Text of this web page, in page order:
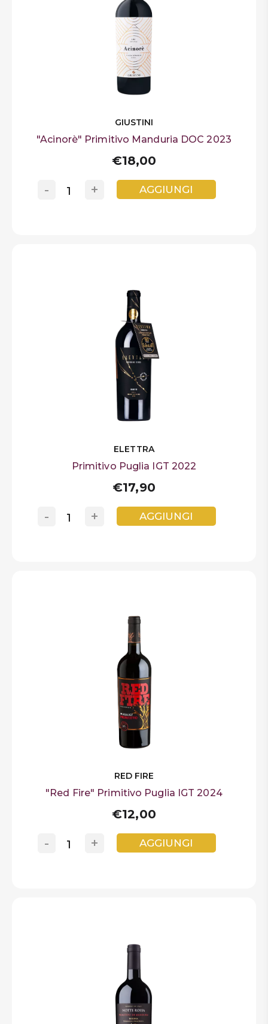
GIUSTINI
"Acinorè" Primitivo Manduria DOC 2023
€18,00
+
- AGGIUNGI
ELETTRA
Primitivo Puglia IGT 2022
€17,90
+
- AGGIUNGI
RED FIRE
"Red Fire" Primitivo Puglia IGT 2024
€12,00
+
- AGGIUNGI